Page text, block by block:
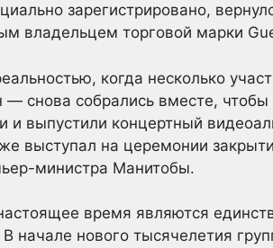
зарегистрировано,
владельцем торговой марки
когда несколько
снова собрались вместе, чтобы
и выпустили концертный
выступал на церемонии
министра Манитобы.
время являются
начале нового тысячелетия